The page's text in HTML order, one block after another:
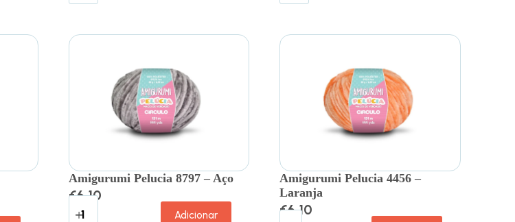
Amigurumi Pelucia 8797 – Aço
€6.10
Adicionar
Amigurumi Pelucia 4456 –
Laranja
€6.10